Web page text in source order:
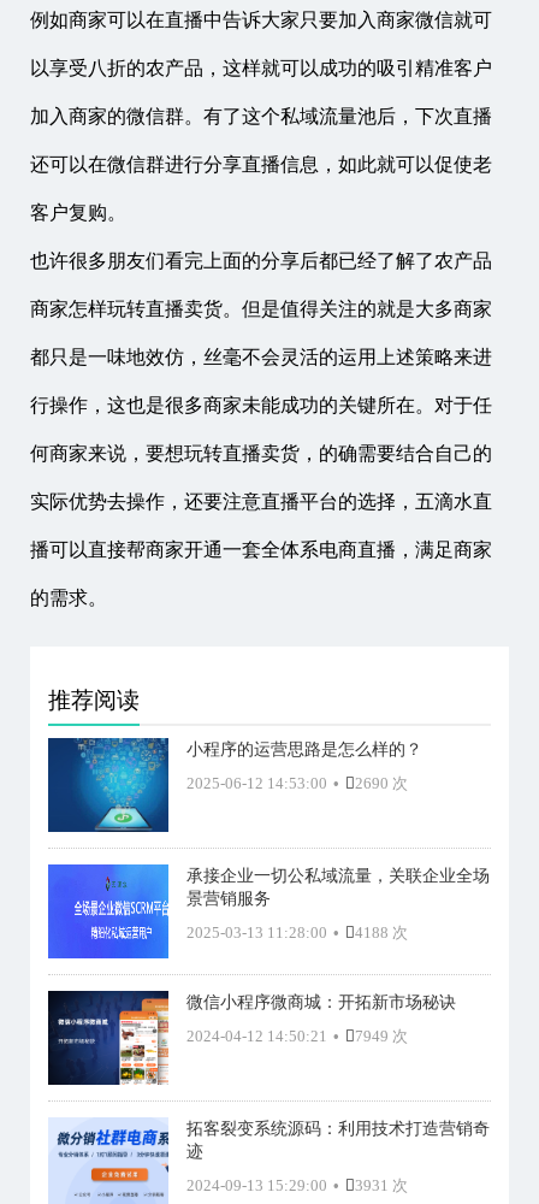
例如商家可以在直播中告诉大家只要加入商家微信就可
以享受八折的农产品，这样就可以成功的吸引精准客户
加入商家的微信群。有了这个私域流量池后，下次直播
还可以在微信群进行分享直播信息，如此就可以促使老
客户复购。
也许很多朋友们看完上面的分享后都已经了解了农产品
商家怎样玩转直播卖货。但是值得关注的就是大多商家
都只是一味地效仿，丝毫不会灵活的运用上述策略来进
行操作，这也是很多商家未能成功的关键所在。对于任
何商家来说，要想玩转直播卖货，的确需要结合自己的
实际优势去操作，还要注意直播平台的选择，五滴水直
播可以直接帮商家开通一套全体系电商直播，满足商家
的需求。
推荐阅读
小程序的运营思路是怎么样的？
2025-06-12 14:53:00 • 2690 次
承接企业一切公私域流量，关联企业全场
景营销服务
2025-03-13 11:28:00 • 4188 次
微信小程序微商城：开拓新市场秘诀
2024-04-12 14:50:21 • 7949 次
拓客裂变系统源码：利用技术打造营销奇
迹
2024-09-13 15:29:00 • 3931 次